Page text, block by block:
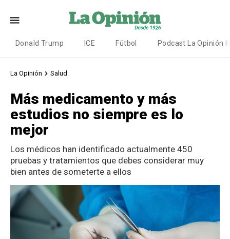
Donald Trump ICE Fútbol Podcast La Opinión
La Opinión Salud
Más medicamento y más
estudios no siempre es lo
mejor
Los médicos han identificado actualmente 450
pruebas y tratamientos que debes considerar muy
bien antes de someterte a ellos